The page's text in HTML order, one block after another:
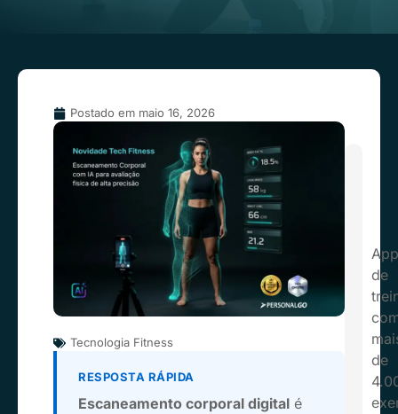
Postado em maio 16, 2026
Tecnologia Fitness
RESPOSTA RÁPIDA
Escaneamento corporal digital é
App
de
de